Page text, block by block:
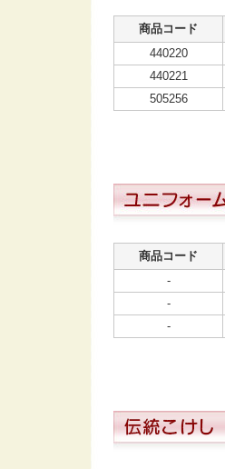
商品コード
440220
440221
505256
商品コード
-
-
-